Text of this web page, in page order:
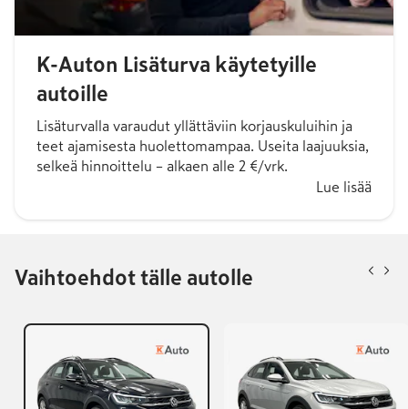
K-Auton Lisäturva käytetyille
autoille
Lisäturvalla varaudut yllättäviin korjauskuluihin ja
teet ajamisesta huolettomampaa. Useita laajuuksia,
selkeä hinnoittelu – alkaen alle 2 €/vrk.
Lue lisää
Vaihtoehdot tälle autolle